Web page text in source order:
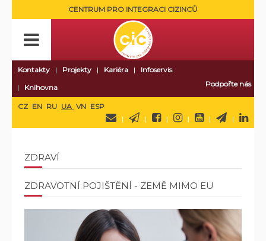
CENTRUM PRO INTEGRACI CIZINCŮ
Kontakty Projekty Kariéra
Infoservis
Knihovna
Podpořte nás
CZ EN RU UA VN ESP
ZDRAVÍ
ZDRAVOTNÍ POJIŠTĚNÍ - ZEMĚ MIMO EU